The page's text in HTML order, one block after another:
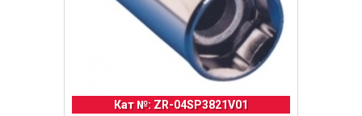
Кат №: ZR-04SP3821V01